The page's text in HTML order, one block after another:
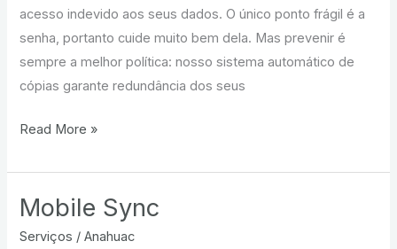
acesso indevido aos seus dados. O único ponto frágil é a
senha, portanto cuide muito bem dela. Mas prevenir é
sempre a melhor política: nosso sistema automático de
cópias garante redundância dos seus
Segurança
Read More »
Mobile Sync
Serviços /Anahuac